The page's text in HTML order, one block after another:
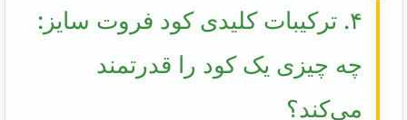
۴. ترکیبات کلیدی کود فروت سایز:
چه چیزی یک کود را قدرتمند
می‌کند؟